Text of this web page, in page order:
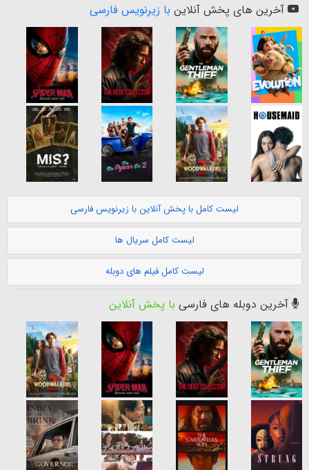
آخرین های پخش آنلاین با زیرنویس فارسی
لیست کامل با پخش آنلاین با زیرنویس فارسی
لیست کامل سریال ها
لیست کامل فیلم های دوبله
آخرین دوبله های فارسی با پخش آنلاین